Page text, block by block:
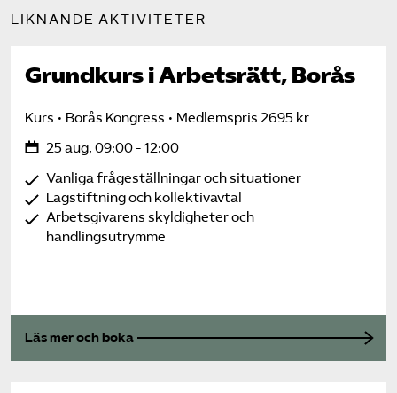
LIKNANDE AKTIVITETER
Grundkurs i Arbetsrätt, Borås
Kurs Borås Kongress
Medlemspris 2695 kr
25 aug, 09:00 - 12:00
Vanliga frågeställningar och situationer
Lagstiftning och kollektivavtal
Arbetsgivarens skyldigheter och
handlingsutrymme
Läs mer och boka